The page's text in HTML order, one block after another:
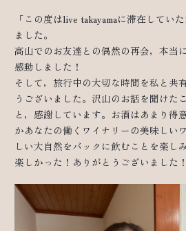
「この度はlive takayamaに滞在してい
ました。
高山でのお友達との偶然の再会，本当
感動しました！
そして，旅行中の大切な時間を私と共
うございました。沢山のお話を聞けた
と，感謝しています。お酒はあまり得
かあなたの働くワイナリーの美味しい
しい大自然をバックに飲むことを楽し
楽しかった！ありがとうございました！